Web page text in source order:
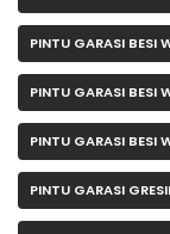
PINTU GARASI BESI
PINTU GARASI BESI
PINTU GARASI BESI
PINTU GARASI